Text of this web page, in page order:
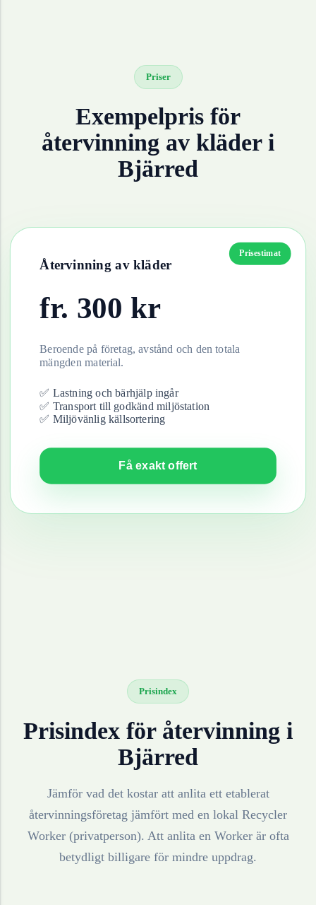
Priser
Exempelpris för
återvinning av kläderi
Bjärred
Prisestimat
Återvinning av kläder
fr. 300 kr
Beroende på företag, avstånd och den totala
mängden material.
✅ Lastning och bärhjälp ingår
✅ Transport till godkänd miljöstation
✅ Miljövänlig källsortering
Få exakt offert
Prisindex
Prisindex för återvinning i
Bjärred
Jämför vad det kostar att anlita ett etablerat
återvinningsföretag jämfört med en lokal Recycler
Worker (privatperson). Att anlita en Worker är ofta
betydligt billigare för mindre uppdrag.